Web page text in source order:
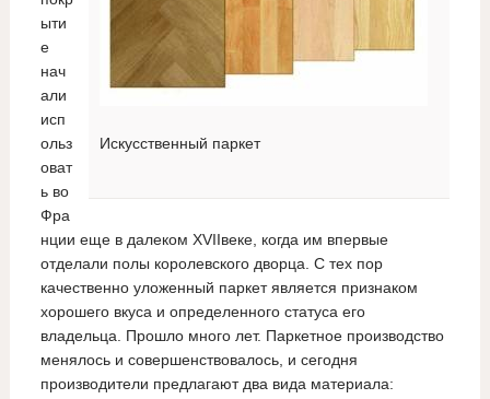
Искусственный паркет
ыти
е
нач
али
исп
ольз
оват
ь во
Фра
нции еще в далеком XVIIвеке, когда им впервые
отделали полы королевского дворца. С тех пор
качественно уложенный паркет является признаком
хорошего вкуса и определенного статуса его
владельца. Прошло много лет. Паркетное производство
менялось и совершенствовалось, и сегодня
производители предлагают два вида материала: